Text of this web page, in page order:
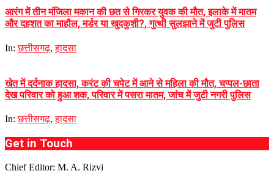
आरंग में तीन मंजिला मकान की छत से गिरकर युवक की मौत, इलाके में मातम
और दहशत का माहौल, मर्डर या खुदकुशी?, गुत्थी सुलझाने में जुटी पुलिस
In: छत्तीसगढ़,हादसा
खेत में दर्दनाक हादसा, करंट की चपेट में आने से महिला की मौत, चप्पल-छाता
देख परिवार को हुआ शक, परिवार में पसरा मातम, जांच में जुटी नगरी पुलिस
In: छत्तीसगढ़,हादसा
Get in Touch
Chief Editor: M. A. Rizvi